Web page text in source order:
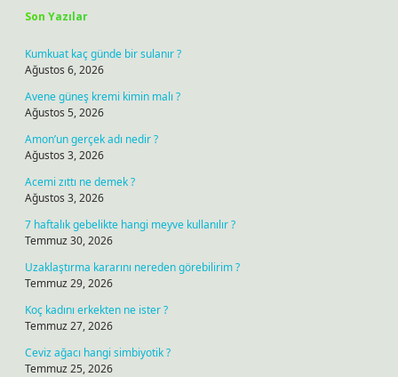
Son Yazılar
Kumkuat kaç günde bir sulanır ?
Ağustos 6, 2026
Avene güneş kremi kimin malı ?
Ağustos 5, 2026
Amon’un gerçek adı nedir ?
Ağustos 3, 2026
Acemi zıttı ne demek ?
Ağustos 3, 2026
7 haftalık gebelikte hangi meyve kullanılır ?
Temmuz 30, 2026
Uzaklaştırma kararını nereden görebilirim ?
Temmuz 29, 2026
Koç kadını erkekten ne ister ?
Temmuz 27, 2026
Ceviz ağacı hangi simbiyotik ?
Temmuz 25, 2026